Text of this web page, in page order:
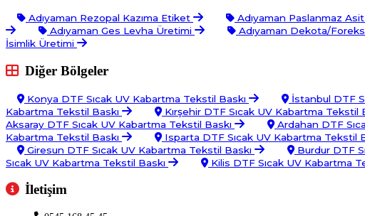
Adıyaman Rezopal Kazıma Etiket Adıyaman Paslanmaz
Adıyaman Ges Levha Üretimi
Adıyaman Dekota/
İsimlik Üretimi
Diğer Bölgeler
Konya DTF Sıcak UV Kabartma Tekstil Baskı İstanbul DTF
Kabartma Tekstil Baskı
Kırşehir DTF Sıcak UV Kabartma Tekstil
Aksaray DTF Sıcak UV Kabartma Tekstil Baskı
Ardahan DTF
Kabartma Tekstil Baskı
Isparta DTF Sıcak UV Kabartma Tekstil
Giresun DTF Sıcak UV Kabartma Tekstil Baskı
Burdur DTF
Sıcak UV Kabartma Tekstil Baskı
Kilis DTF Sıcak UV Kabartma
İletişim